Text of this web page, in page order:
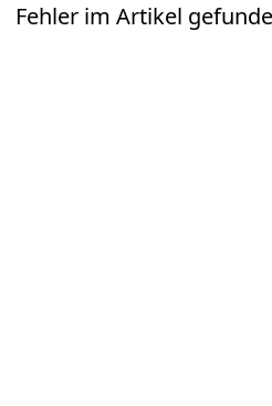
Fehler im Artikel